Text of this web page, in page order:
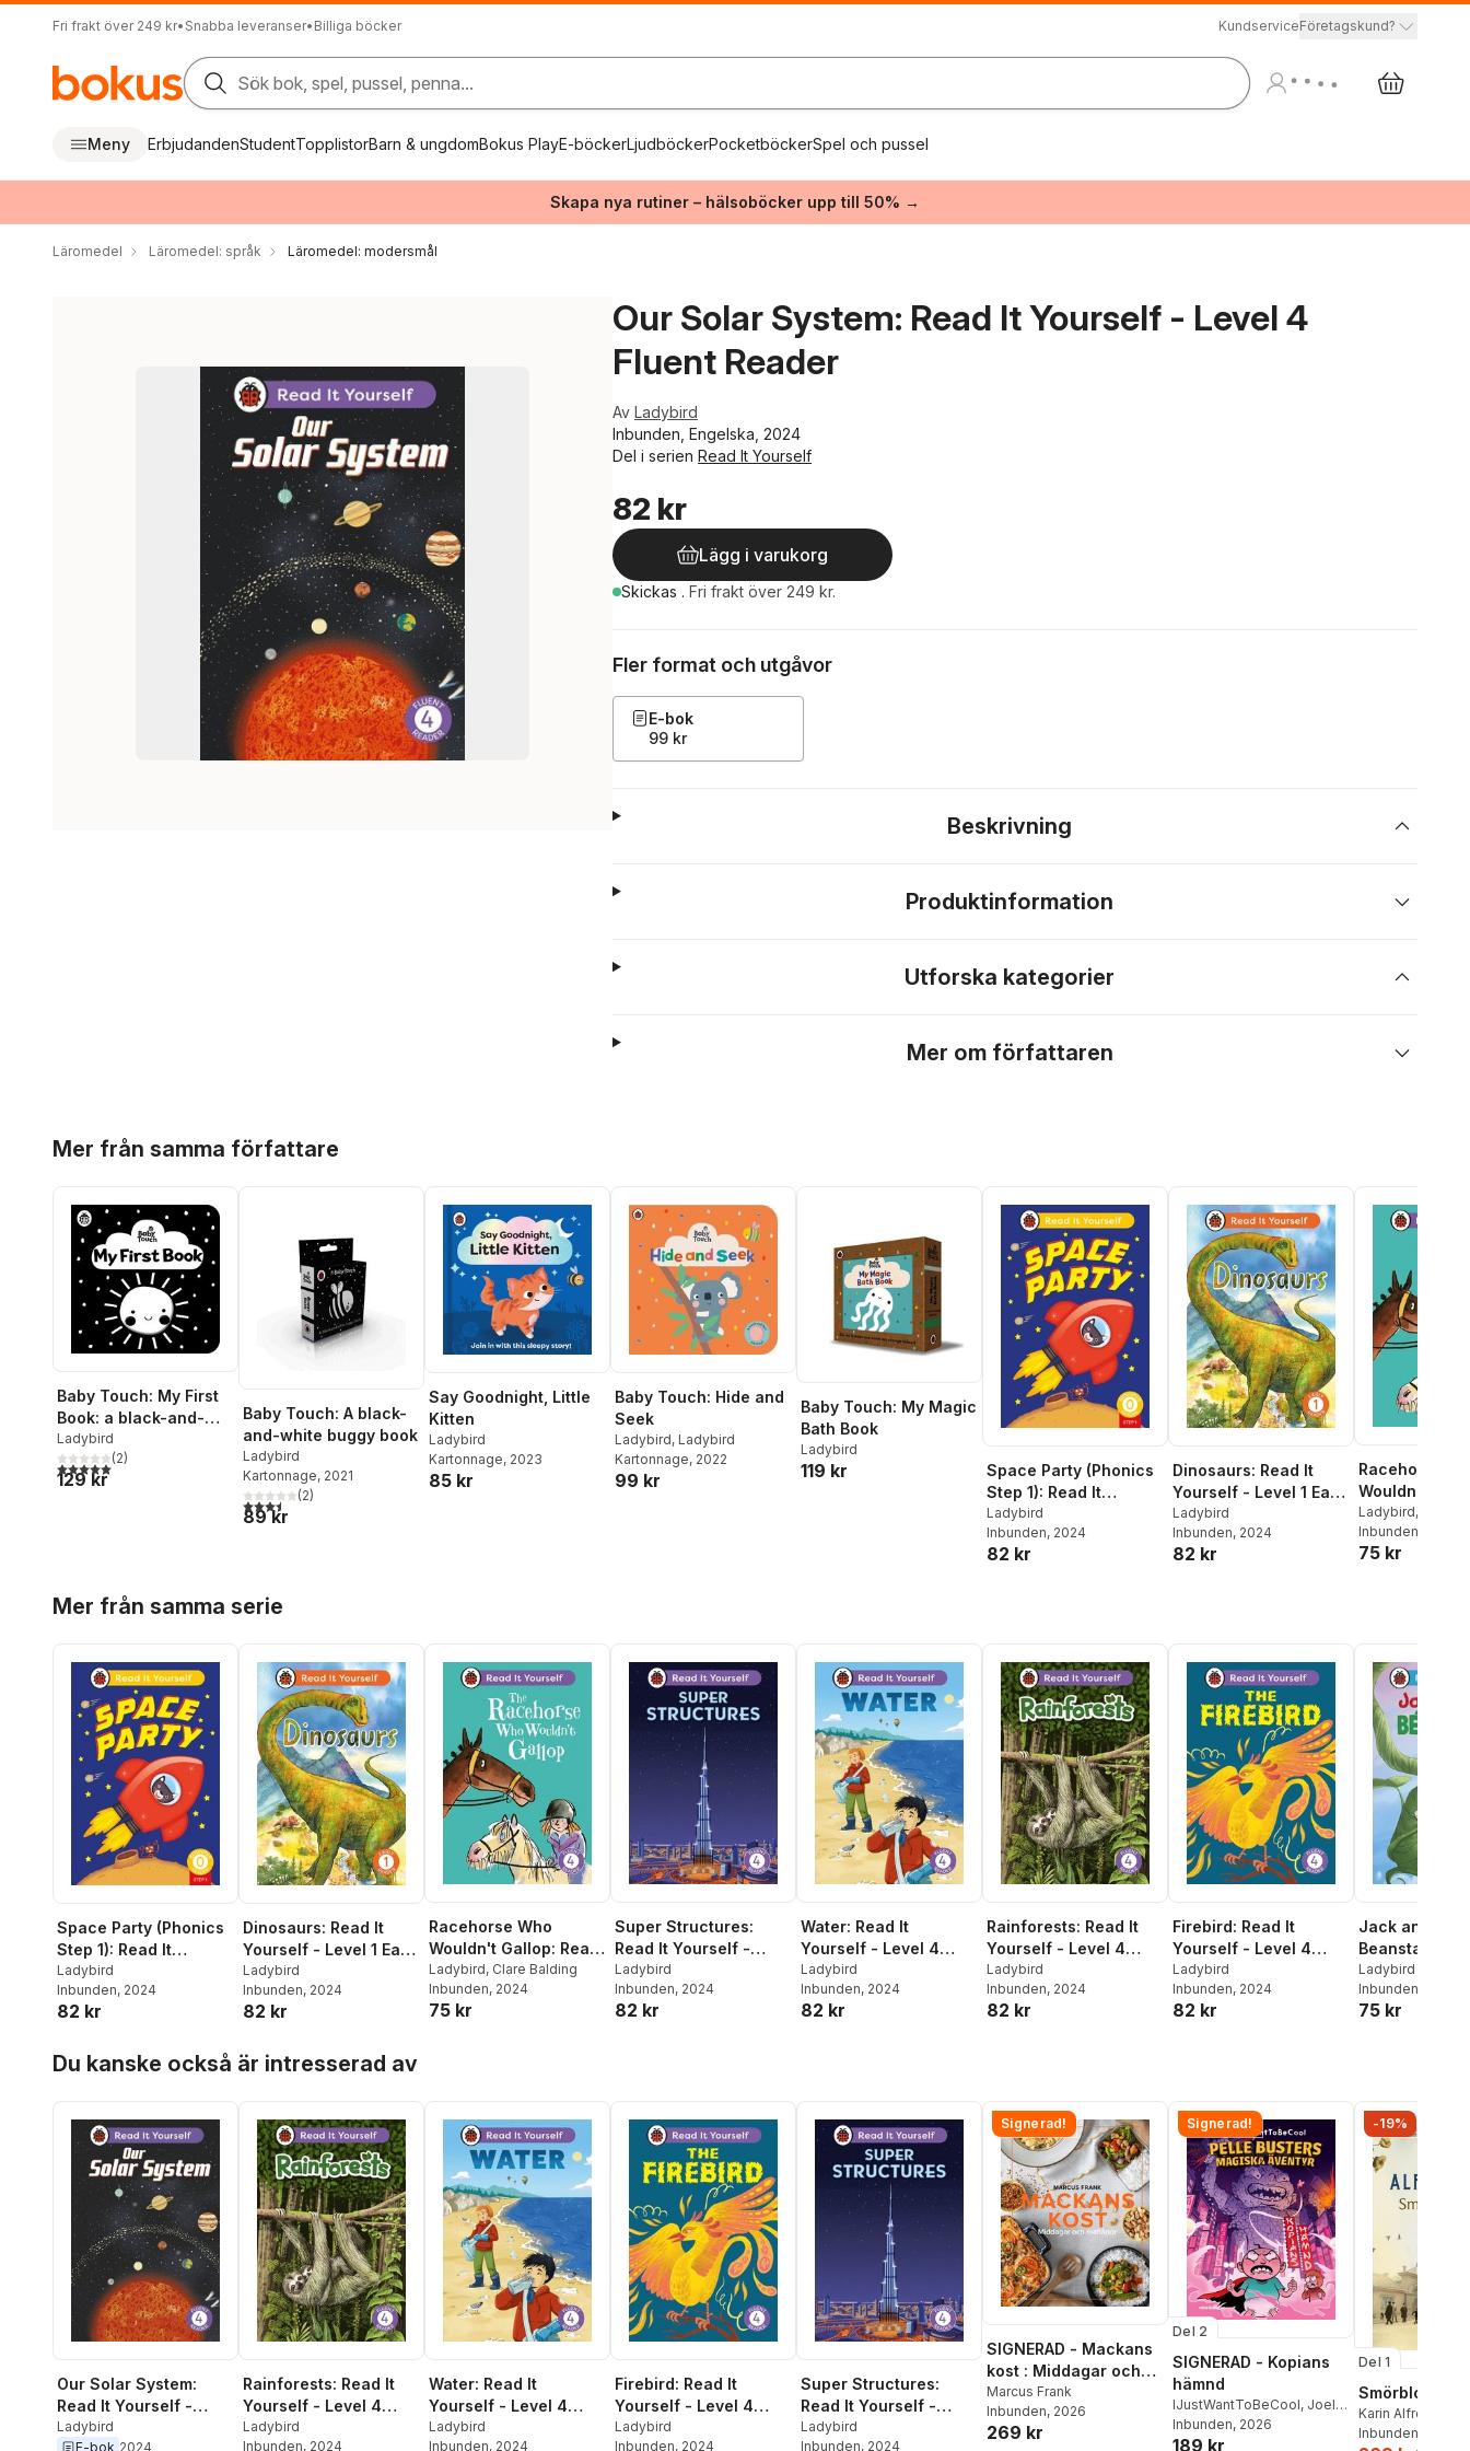
Fri frakt över 249 kr• Snabba leveranser• Billiga böcker KundserviceFöretagskund?
Sök bok, spel, pussel, penna...
Meny ErbjudandenStudentTopplistorBarn & ungdomBokus PlayE-böckerLjudböckerPocketböckerSpel och pussel
Skapa nya rutiner – hälsoböcker upp till 50% →
Läromedel Läromedel: språk Läromedel: modersmål
Our Solar System: Read It Yourself - Level 4
Fluent Reader
Av Ladybird
Inbunden, Engelska, 2024
Del i serien Read It Yourself
82 kr
Lägg i varukorg
Skickas . Fri frakt över 249 kr.
Fler format och utgåvor
E-bok
99 kr
Beskrivning
Produktinformation
Utforska kategorier
Mer om författaren
Mer från samma författare
Baby Touch: My First
Book: a black-and-
white cloth book
Ladybird
5,0utav 5 stjärnor. Totalt antal röster:
(2)
129 kr
Baby Touch: A black-
and-white buggy book
Ladybird
Kartonnage, 2021
3,5utav 5 stjärnor. Totalt antal röster:
(2)
89 kr
Say Goodnight, Little
Kitten
Ladybird
Kartonnage, 2023
85 kr
Baby Touch: Hide and
Seek
Ladybird, Ladybird
Kartonnage, 2022
99 kr
Baby Touch: My Magic
Bath Book
Ladybird
119 kr
Space Party (Phonics
Step 1): Read It
Yourself - Level 0
Beginner Reader
Ladybird
Inbunden, 2024
82 kr
Dinosaurs: Read It
Yourself - Level 1 Early
Reader
Ladybird
Inbunden, 2024
82 kr
Racehorse
Wouldn't
It Yourself -
Fluent Reader
Ladybird,
Inbunden
75 kr
Mer från samma serie
Space Party (Phonics
Step 1): Read It
Yourself - Level 0
Beginner Reader
Ladybird
Inbunden, 2024
82 kr
Dinosaurs: Read It
Yourself - Level 1 Early
Reader
Ladybird
Inbunden, 2024
82 kr
Racehorse Who
Wouldn't Gallop: Read
It Yourself - Level 4
Fluent Reader
Ladybird, Clare Balding
Inbunden, 2024
75 kr
Super Structures:
Read It Yourself -
Level 4 Fluent Reader
Ladybird
Inbunden, 2024
82 kr
Water: Read It
Yourself - Level 4
Fluent Reader
Ladybird
Inbunden, 2024
82 kr
Rainforests: Read It
Yourself - Level 4
Fluent Reader
Ladybird
Inbunden, 2024
82 kr
Firebird: Read It
Yourself - Level 4
Fluent Reader
Ladybird
Inbunden, 2024
82 kr
Jack and the
Beanstalk:
Yourself -
Confident
Ladybird
Inbunden
75 kr
Du kanske också är intresserad av
Our Solar System:
Read It Yourself -
Level 4 Fluent Reader
Ladybird
E-bok 2024
Rainforests: Read It
Yourself - Level 4
Fluent Reader
Ladybird
Inbunden, 2024
Water: Read It
Yourself - Level 4
Fluent Reader
Ladybird
Inbunden, 2024
Firebird: Read It
Yourself - Level 4
Fluent Reader
Ladybird
Inbunden, 2024
Super Structures:
Read It Yourself -
Level 4 Fluent Reader
Ladybird
Inbunden, 2024
Signerad!
SIGNERAD - Mackans
kost : Middagar och
matlådor
Marcus Frank
Inbunden, 2026
269 kr
Signerad!
Del 2
SIGNERAD - Kopians
hämnd
IJustWantToBeCool, Joel
Adolphson,Emil Ejdemo
Beer ,Victor Beer
Inbunden, 2026
189 kr
-19%
Del 1
Karin Alfredsson
Inbunden